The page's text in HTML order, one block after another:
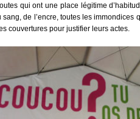
qui ont une place légitime
de l’encre, toutes les immondices
couvertures pour justifier leurs actes.